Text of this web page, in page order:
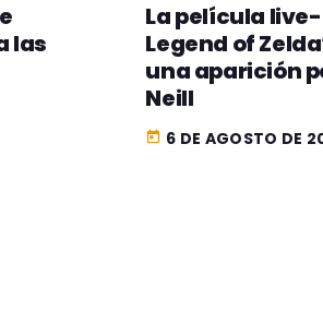
las
La película
Legend of
una aparición
Neill
today 6 DE AGOSTO DE